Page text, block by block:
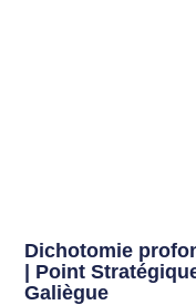
Dichotomie
| Point
Galiègue